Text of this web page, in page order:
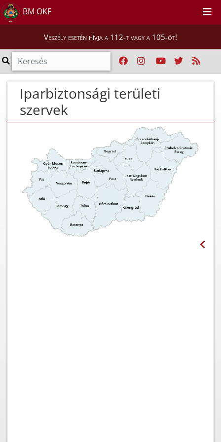
BM OKF
Veszély esetén hívja a 112-t vagy a 105-öt!
Iparbiztonsági területi
szervek